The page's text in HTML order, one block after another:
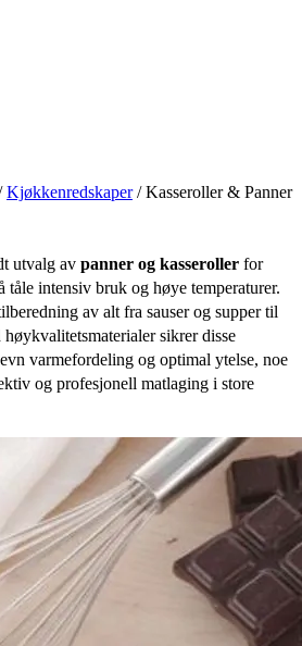
Kjøkkenredskaper/ Kasseroller & Panner
utvalg av panner og kasseroller for
tåle intensiv bruk og høye temperaturer.
av alt fra sauser og supper til
sikrer disse
varmefordeling og optimal ytelse, noe
og profesjonell matlaging i store